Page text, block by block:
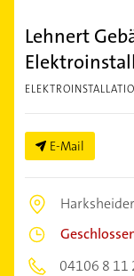
Lehnert
E-Mail
04106 8 11